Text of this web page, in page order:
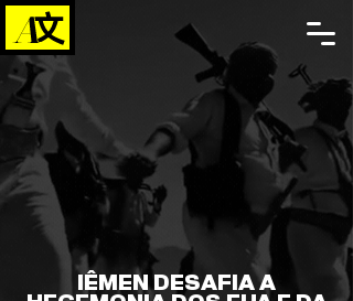
IÊMEN DESAFIA A